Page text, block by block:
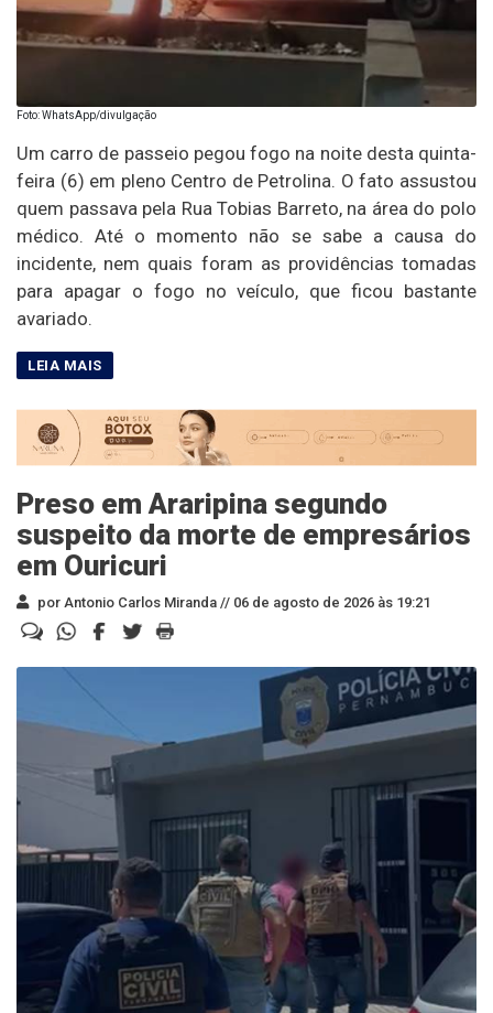
Foto: WhatsApp/divulgação
Um carro de passeio pegou fogo na noite desta quinta-
feira (6) em pleno Centro de Petrolina. O fato assustou
quem passava pela Rua Tobias Barreto, na área do polo
médico. Até o momento não se sabe a causa do
incidente, nem quais foram as providências tomadas
para apagar o fogo no veículo, que ficou bastante
avariado.
Preso em Araripina segundo
suspeito da morte de empresários
em Ouricuri
por Antonio Carlos Miranda // 06 de agosto de 2026 às 19:21